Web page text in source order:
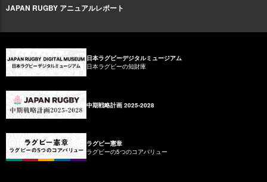
JAPAN RUGBY アニュアルレポート
日本ラグビーデジタルミュージアム
日本ラグビーの知財庫
中期戦略計画 2025-2028
ラグビー憲章
ラグビーの5つのコアバリュー